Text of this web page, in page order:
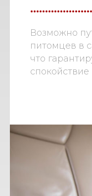
.....................
Возможно
питомцев в
что
спокойствие